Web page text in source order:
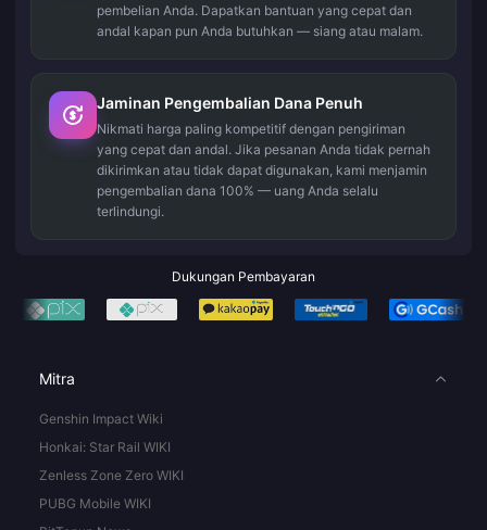
pembelian Anda. Dapatkan bantuan yang cepat dan
andal kapan pun Anda butuhkan — siang atau malam.
Jaminan Pengembalian Dana Penuh
Nikmati harga paling kompetitif dengan pengiriman
yang cepat dan andal. Jika pesanan Anda tidak pernah
dikirimkan atau tidak dapat digunakan, kami menjamin
pengembalian dana 100% — uang Anda selalu
terlindungi.
Dukungan Pembayaran
Mitra
Genshin Impact Wiki
Honkai: Star Rail WIKI
Zenless Zone Zero WIKI
PUBG Mobile WIKI